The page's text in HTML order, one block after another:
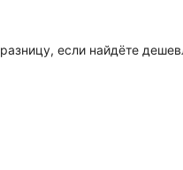
если найдёте